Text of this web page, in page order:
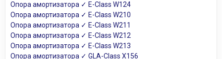
Опора амортизатора ✓ E-Class W124
Опора амортизатора ✓ E-Class W210
Опора амортизатора ✓ E-Class W211
Опора амортизатора ✓ E-Class W212
Опора амортизатора ✓ E-Class W213
Опора амортизатора ✓ GLA-Class X156